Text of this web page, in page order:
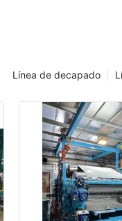
Línea de decapado